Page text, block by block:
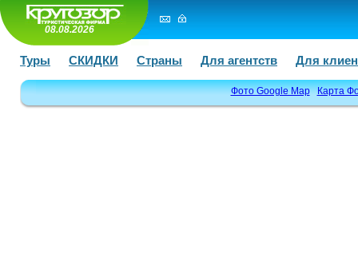
08.08.2026
Туры СКИДКИ Страны Для агентств Для
Фото Google Map Карта